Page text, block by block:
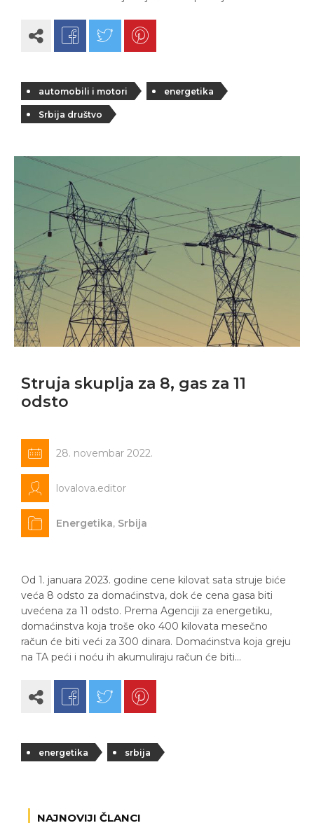
automobili i motori energetika
Srbija društvo
Struja skuplja za 8, gas za 11
odsto
28. novembar 2022.
lovalova.editor
Energetika, Srbija
Od 1. januara 2023. godine cene kilovat sata struje biće
veća 8 odsto za domaćinstva, dok će cena gasa biti
uvećena za 11 odsto. Prema Agenciji za energetiku,
domaćinstva koja troše oko 400 kilovata mesečno
račun će biti veći za 300 dinara. Domaćinstva koja greju
na TA peći i noću ih akumuliraju račun će biti…
energetika srbija
NAJNOVIJI ČLANCI